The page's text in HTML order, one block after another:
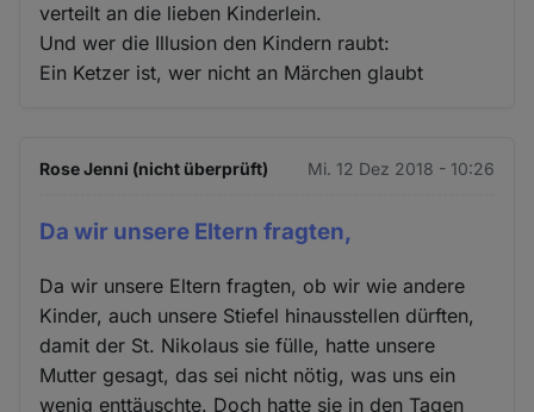
verteilt an die lieben Kinderlein.
Und wer die Illusion den Kindern raubt:
Ein Ketzer ist, wer nicht an Märchen glaubt
Rose Jenni (nicht überprüft) Mi. 12 Dez 2018 - 10:26
Da wir unsere Eltern fragten,
Da wir unsere Eltern fragten, ob wir wie andere
Kinder, auch unsere Stiefel hinausstellen dürften,
damit der St. Nikolaus sie fülle, hatte unsere
Mutter gesagt, das sei nicht nötig, was uns ein
wenig enttäuschte. Doch hatte sie in den Tagen